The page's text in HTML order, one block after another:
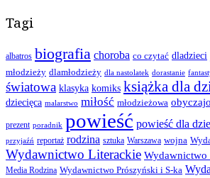
Tagi
albatros biografia choroba co czytać dladzieci
młodzieży dlamłodzieży dla nastolatek dorastanie
światowa klasyka komiks książka dla
dziecięca malarstwo miłość młodzieżowa
prezent poradnik powieść powieść dla
przyjaźń reportaż rodzina sztuka Warszawa wojna
Wydawnictwo Literackie Wydawnictwo
Media Rodzina Wydawnictwo Prószyński i S-ka